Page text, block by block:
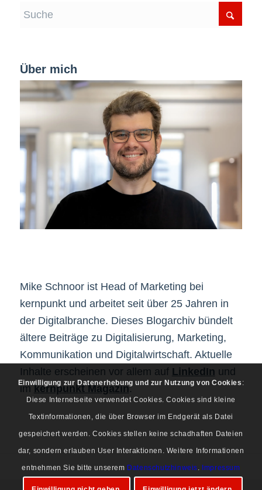
Über mich
Mike Schnoor ist Head of Marketing bei
kernpunkt und arbeitet seit über 25 Jahren in
der Digitalbranche. Dieses Blogarchiv bündelt
ältere Beiträge zu Digitalisierung, Marketing,
Kommunikation und Digitalwirtschaft. Aktuelle
Inhalte erscheinen vor allem auf LinkedIn und
imkernpunkt Magazin.
Einwilligung zur Datenerhebung und zur Nutzung von Cookies :
Diese Internetseite verwendet Cookies. Cookies sind kleine
Textinformationen, die über Browser im Endgerät als Datei
gespeichert werden. Cookies stellen keine schadhaften Dateien
dar, sondern erlauben User Interaktionen. Weitere Informationen
entnehmen Sie bitte unserem Datenschutzhinweis. Impressum